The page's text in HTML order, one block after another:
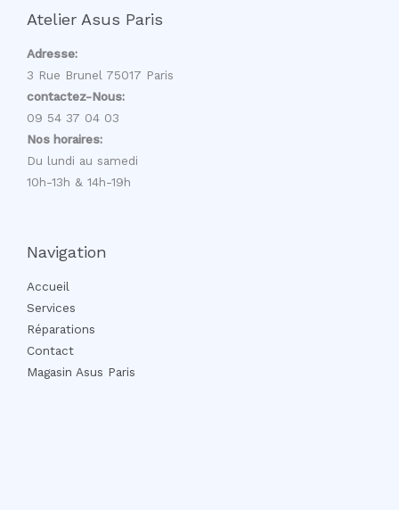
Atelier Asus Paris
Adresse:
3 Rue Brunel 75017 Paris
contactez-Nous:
09 54 37 04 03
Nos horaires:
Du lundi au samedi
10h-13h & 14h-19h
Navigation
Accueil
Services
Réparations
Contact
Magasin Asus Paris